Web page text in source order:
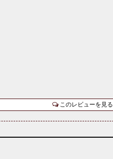
このレビューを見る